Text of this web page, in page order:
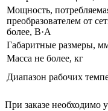
Мощность,
преобразователем от
более, В·А
Габаритные размеры,
Масса не более, кг
Диапазон рабочих
При заказе необходимо